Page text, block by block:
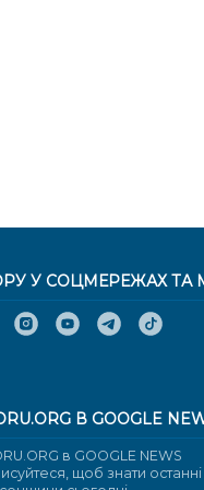
У СОЦМЕРЕЖАХ ТА
В GOOGLE
в GOOGLE NEWS
щоб знати